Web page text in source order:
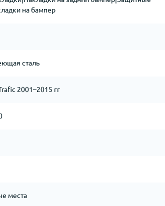
на бампер
сталь
2001–2015 гг
места